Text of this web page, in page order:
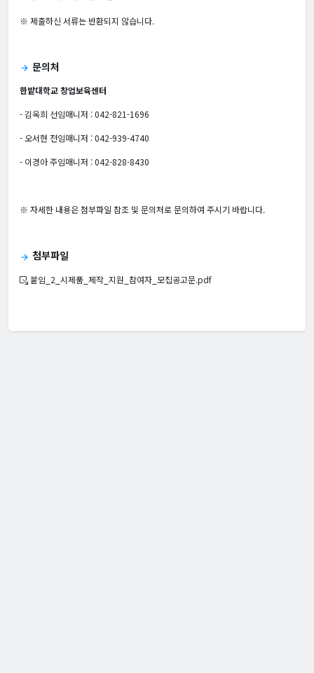
※ 제출하신 서류는 반환되지 않습니다.
arrow_forward 문의처
한밭대학교 창업보육센터
- 김옥희 선임매니저 : 042-821-1696
- 오서현 전임매니저 : 042-939-4740
- 이경아 주임매니저 : 042-828-8430
※ 자세한 내용은 첨부파일 참조 및 문의처로 문의하여 주시기 바랍니다.
arrow_forward 첨부파일
붙임_2_시제품_제작_지원_참여자_모집공고문.pdf